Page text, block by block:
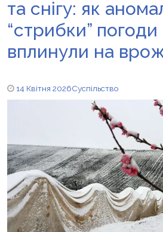
та снігу: як
“стрибки” погоди
вплинули на
14 Квітня 2026Суспільство